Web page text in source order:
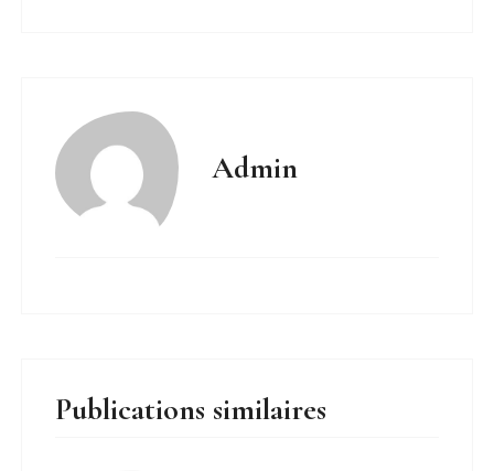
Admin
Publications similaires